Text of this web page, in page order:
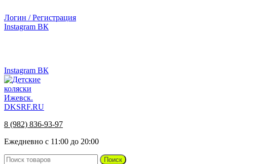
Логин / Регистрация
Instagram ВК
Instagram ВК
8 (982) 836-93-97
Ежедневно с 11:00 до 20:00
Поиск